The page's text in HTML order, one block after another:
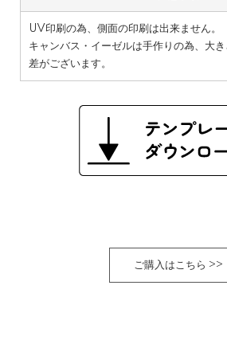
UV印刷の為、側面の印刷は出来ません。
キャンバス・イーゼルは手作りの為、大
差がございます。
ご購入はこちら >>